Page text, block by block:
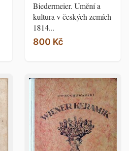
Biedermeier. Umění a
kultura v českých zemích
1814...
800 Kč